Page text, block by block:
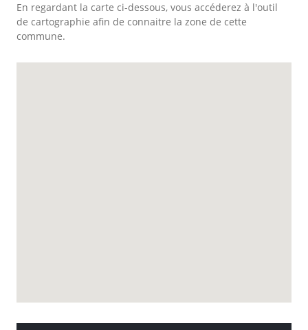
En regardant la carte ci-dessous, vous accéderez à l'outil
de cartographie afin de connaitre la zone de cette
commune.